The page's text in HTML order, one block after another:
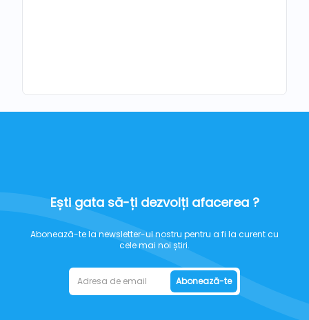
Ești gata să-ți dezvolți afacerea ?
Abonează-te la newsletter-ul nostru pentru a fi la curent cu
cele mai noi știri.
Abonează-te